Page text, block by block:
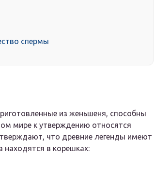
спермы
из женьшеня, способны
мире к утверждению относятся
что древние легенды имеют
находятся в корешках: